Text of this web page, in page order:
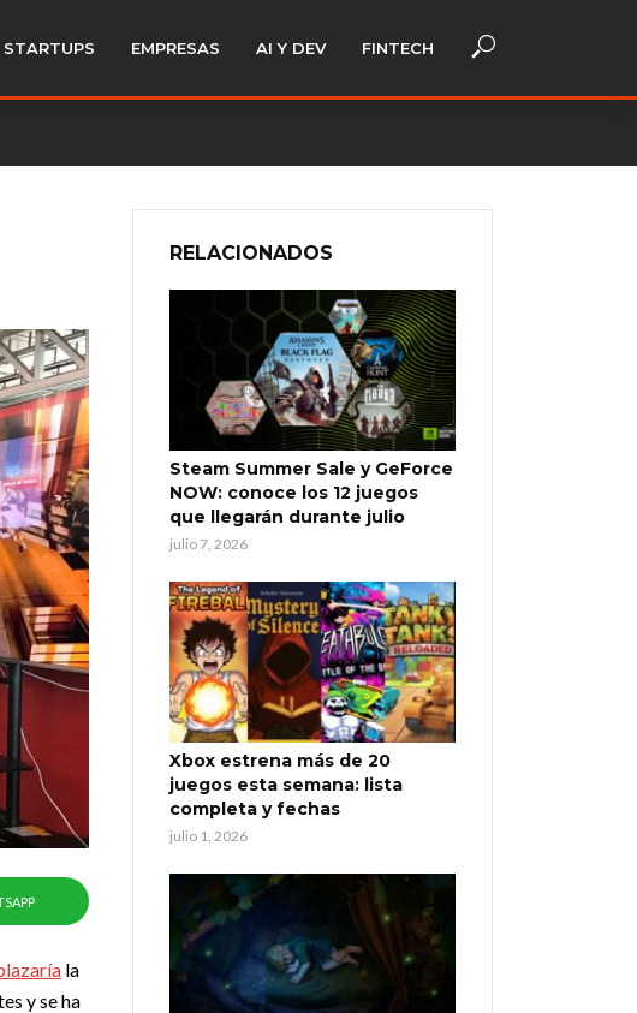
STARTUPS EMPRESAS AI Y DEV FINTECH
la
y se ha
RELACIONADOS
Steam Summer Sale y GeForce
NOW: conoce los 12 juegos
que llegarán durante julio
julio 7, 2026
Xbox estrena más de 20
juegos esta semana: lista
completa y fechas
julio 1, 2026